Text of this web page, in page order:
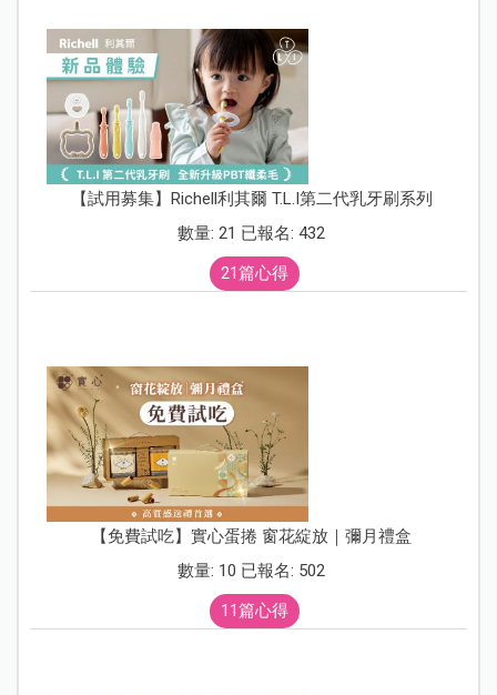
【試用募集】Richell利其爾 T.L.I第二代乳牙刷系列
數量: 21 已報名: 432
21篇心得
【免費試吃】實心蛋捲 窗花綻放｜彌月禮盒
數量: 10 已報名: 502
11篇心得